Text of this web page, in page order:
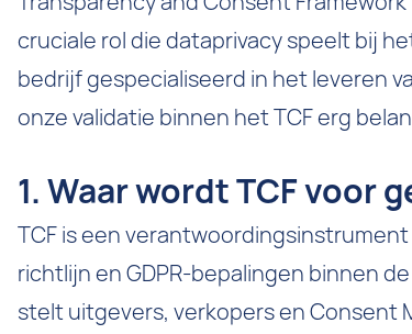
cruciale rol die dataprivacy speelt bij
bedrijf gespecialiseerd in het leveren
onze validatie binnen het TCF erg
1. Waar wordt TCF voor
TCF is een
richtlijn en GDPR-bepalingen binnen
stelt uitgevers, verkopers en Consent